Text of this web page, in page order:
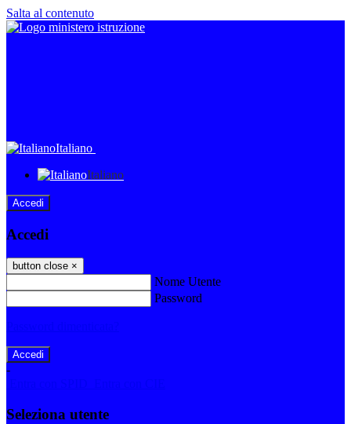
Salta al contenuto
Italiano
Italiano
Accedi
Accedi
button close ×
Nome Utente
Password
-
Seleziona utente